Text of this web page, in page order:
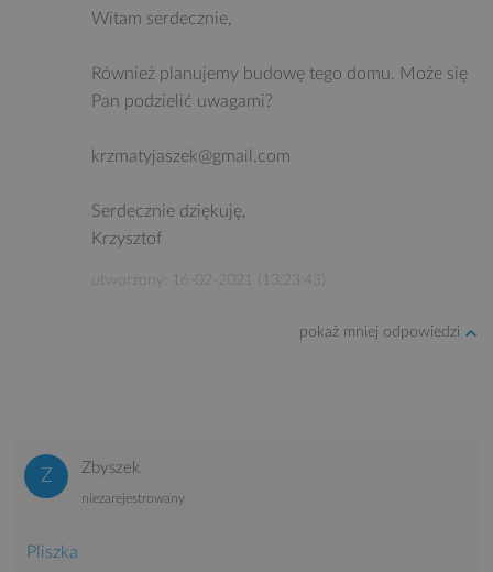
Witam serdecznie,
Również planujemy budowę tego domu. Może się
Pan podzielić uwagami?
krzmatyjaszek@gmail.com
Serdecznie dziękuję,
Krzysztof
utworzony: 16-02-2021 (13:23:43)
pokaż mniej odpowiedzi
Zbyszek
niezarejestrowany
Pliszka